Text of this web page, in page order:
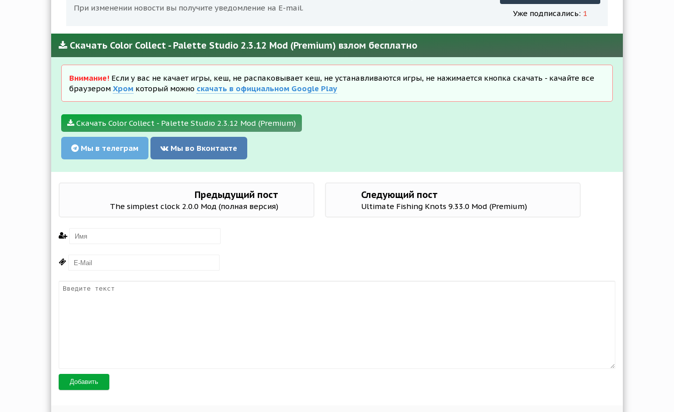
При изменении новости вы получите уведомление на E-mail.
Уже подписались: 1
Скачать Color Collect - Palette Studio 2.3.12 Mod (Premium) взлом бесплатно
Внимание! Если у вас не качает игры, кеш, не распаковывает кеш, не устанавливаются игры, не нажимается кнопка скачать - качайте все
браузером Хром который можно скачать в официальном Google Play
Скачать Color Collect - Palette Studio 2.3.12 Mod (Premium)
Мы в телеграм Мы во Вконтакте
Предыдущий пост
The simplest clock 2.0.0 Мод (полная версия)
Следующий пост
Ultimate Fishing Knots 9.33.0 Mod (Premium)
Добавить